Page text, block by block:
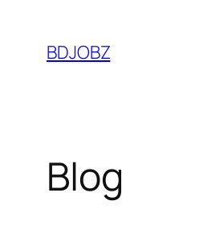
content
BDJOBZ
Blog